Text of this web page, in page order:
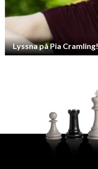
Lyssna på Pia Cramling!